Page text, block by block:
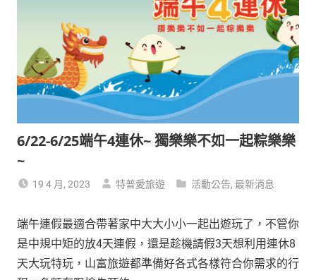
6/22-6/25端午4連休~ 獨樂樂不如一起粽樂樂
~
19 4 月, 2023 特普愛旅遊 活動公告, 最新消息
端午連假最適合帶著家中大大小小一起出遊玩了，不管你
是中規中矩的放4天連假，還是趁機請假3天想利用連休8
天大玩特玩，山富旅遊都準備好各式各樣符合你需求的行